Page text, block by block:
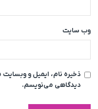
وب‌ سایت
ذخیره نام، ایمیل و وبسایت
دیدگاهی می‌نویسم.